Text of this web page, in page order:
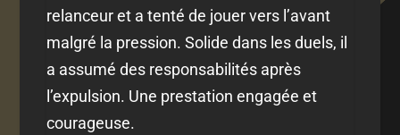
relanceur et a tenté de jouer vers l’avant
malgré la pression. Solide dans les duels, il
a assumé des responsabilités après
l’expulsion. Une prestation engagée et
courageuse.